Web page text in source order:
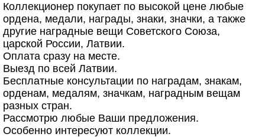
Коллекционер покупает по высокой цене любые
ордена, медали, награды, знаки, значки, а также
другие наградные вещи Советского Союза,
царской России, Латвии.
Оплата сразу на месте.
Выезд по всей Латвии.
Бесплатные консультации по наградам, знакам,
орденам, медалям, значкам, наградным вещам
разных стран.
Рассмотрю любые Ваши предложения.
Особенно интересуют коллекции.